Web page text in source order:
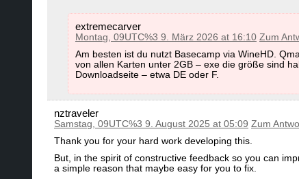
extremecarver
Montag, 09UTC%3 9. März 2026 at 16:10 Zum
Am besten ist du nutzt Basecamp via WineHD.
von allen Karten unter 2GB – exe die größe sind
Downloadseite – etwa DE oder F.
nztraveler
Samstag, 09UTC%3 9. August 2025 at 05:09 Zum
Thank you for your hard work developing this.
But, in the spirit of constructive feedback so you can
a simple reason that maybe easy for you to fix.